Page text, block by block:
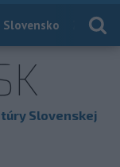
Slovensko
Slovenskej